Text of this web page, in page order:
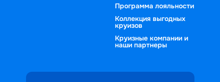
Программа лояльности
Коллекция выгодных
круизов
Круизные компании и
наши партнеры